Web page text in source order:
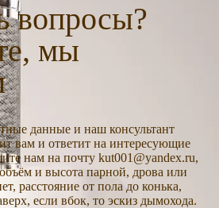
вопросы?
мы
данные и наш консультант
вам и ответит на интересующие
нам на почту kut001@yandex.ru,
и высота парной, дрова или
расстояние от пола до конька,
если вбок, то эскиз дымохода.